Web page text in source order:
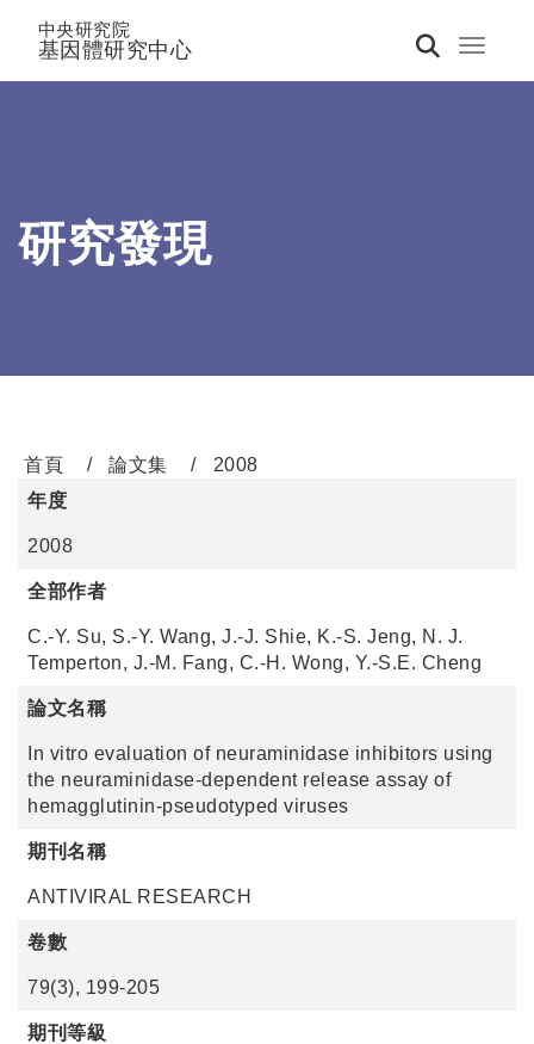
Toggle
中央研究院
基因體研究中心
研究發現
首頁 論文集
2008
年度
2008
全部作者
C.-Y. Su, S.-Y. Wang, J.-J. Shie, K.-S. Jeng, N. J.
Temperton, J.-M. Fang, C.-H. Wong, Y.-S.E. Cheng
論文名稱
In vitro evaluation of neuraminidase inhibitors using
the neuraminidase-dependent release assay of
hemagglutinin-pseudotyped viruses
期刊名稱
ANTIVIRAL RESEARCH
卷數
79(3), 199-205
期刊等級